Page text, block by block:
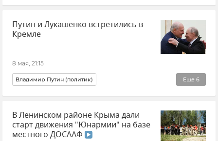
Новости СВО Владимир Зеленский Россия
Перемирие
Путин и Лукашенко встретились в
Кремле
8 мая, 21:15
Еще 6
Владимир Путин (политик)
Президент Белоруссии (Республики Беларусь) Александр Лукашенко
Россия Белоруссия Политика Кремль
Новости
В Ленинском районе Крыма дали
старт движения "Юнармии" на базе
местного ДОСААФ